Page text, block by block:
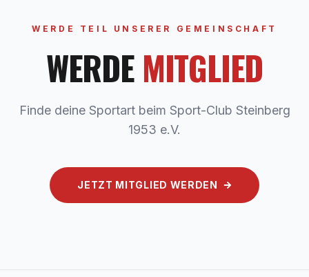
WERDE TEIL UNSERER GEMEINSCHAFT
WERDEMITGLIED
Finde deine Sportart beim Sport-Club Steinberg
1953 e.V.
JETZT MITGLIED WERDEN